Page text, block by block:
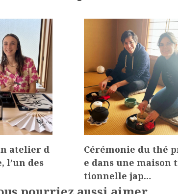
atelier d
l’un des
Cérémonie du thé
e dans une maison
tionnelle jap…